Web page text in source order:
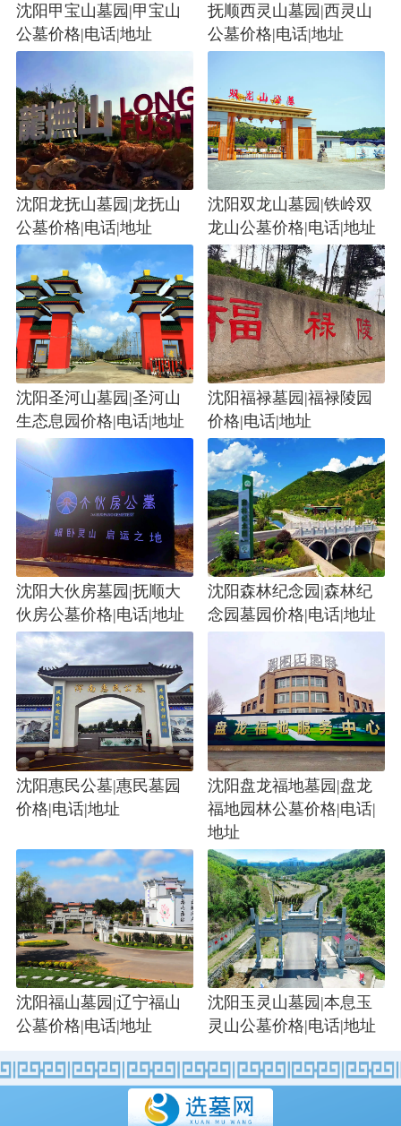
沈阳甲宝山墓园|甲宝山
公墓价格|电话|地址
抚顺西灵山墓园|西灵山
公墓价格|电话|地址
沈阳龙抚山墓园|龙抚山
公墓价格|电话|地址
沈阳双龙山墓园|铁岭双
龙山公墓价格|电话|地址
沈阳圣河山墓园|圣河山
生态息园价格|电话|地址
沈阳福禄墓园|福禄陵园
价格|电话|地址
沈阳大伙房墓园|抚顺大
伙房公墓价格|电话|地址
沈阳森林纪念园|森林纪
念园墓园价格|电话|地址
沈阳惠民公墓|惠民墓园
价格|电话|地址
沈阳盘龙福地墓园|盘龙
福地园林公墓价格|电话|
地址
沈阳福山墓园|辽宁福山
公墓价格|电话|地址
沈阳玉灵山墓园|本息玉
灵山公墓价格|电话|地址